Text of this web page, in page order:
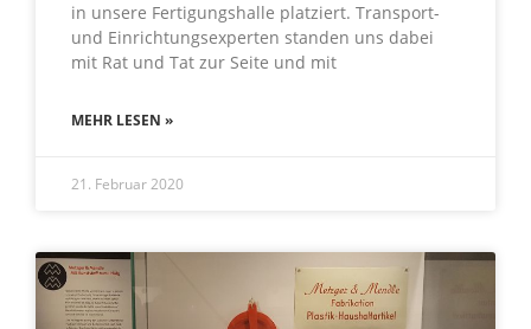
in unsere Fertigungshalle platziert. Transport-
und Einrichtungsexperten standen uns dabei
mit Rat und Tat zur Seite und mit
MEHR LESEN »
21. Februar 2020